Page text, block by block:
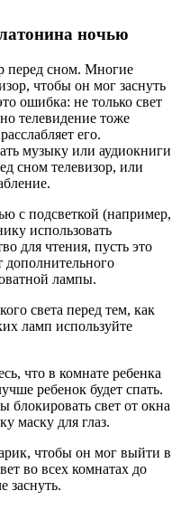
ночью
перед сном. Многие
чтобы он мог заснуть
ошибка: не только свет
телевидение тоже
его.
музыку или аудиокниги
сном телевизор, или
с подсветкой (например,
использовать
для чтения, пусть это
дополнительного
лампы.
света перед тем, как
ламп используйте
что в комнате ребенка
ребенок будет спать.
свет от окна
маску для глаз.
чтобы он мог выйти в
во всех комнатах до
заснуть.